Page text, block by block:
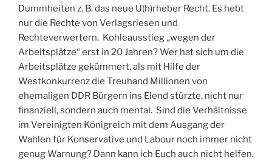
Dummheiten z. B. das neue U(h)rheber Recht. Es hebt
nur die Rechte von Verlagsriesen und
Rechteverwertern. Kohleausstieg „wegen der
Arbeitsplätze“ erst in 20 Jahren? Wer hat sich um die
Arbeitsplätze gekümmert, als mit Hilfe der
Westkonkurrenz die Treuhand Millionen von
ehemaligen DDR Bürgern ins Elend stürzte, nicht nur
finanziell, sondern auch mental. Sind die Verhältnisse
im Vereinigten Königreich mit dem Ausgang der
Wahlen für Konservative und Labour noch immer nicht
genug Warnung? Dann kann ich Euch auch nicht helfen.